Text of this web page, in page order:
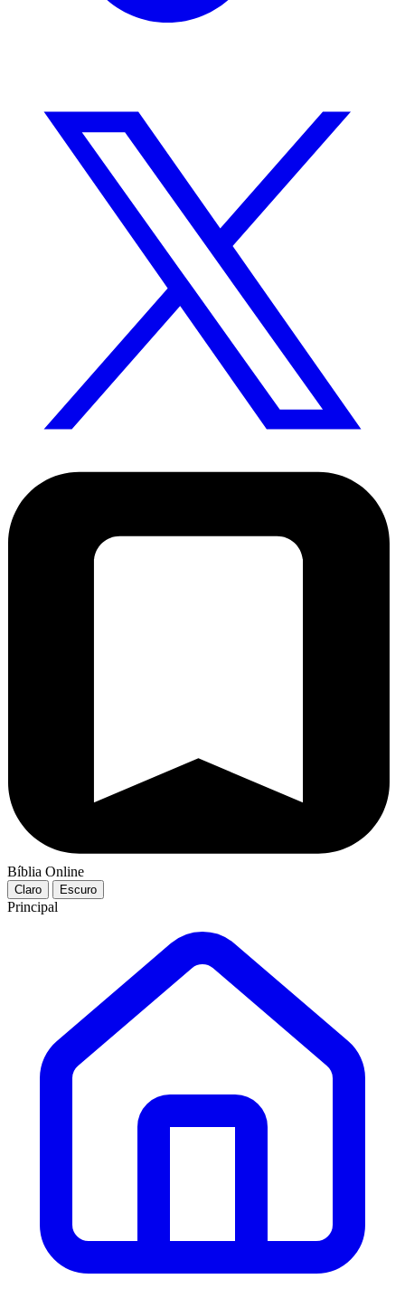
Bíblia Online
Claro Escuro
Principal